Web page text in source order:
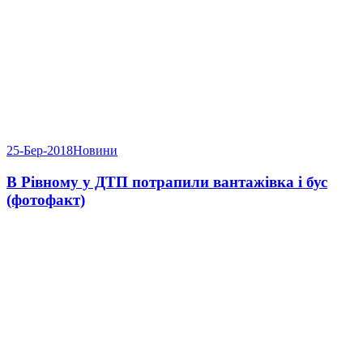
25-Бер-2018Новини
В Рівному у ДТП потрапили вантажівка і бус
(фотофакт)